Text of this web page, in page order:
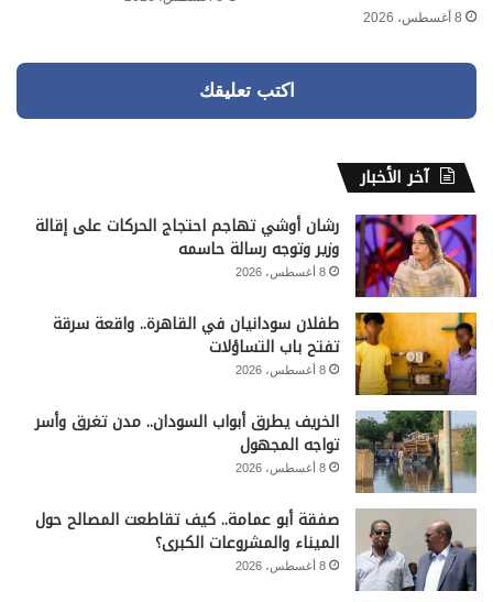
8 أغسطس، 2026
اكتب تعليقك
آخر الأخبار
رشان أوشي تهاجم احتجاج الحركات على إقالة
وزير وتوجه رسالة حاسمه
8 أغسطس، 2026
طفلان سودانيان في القاهرة.. واقعة سرقة
تفتح باب التساؤلات
8 أغسطس، 2026
الخريف يطرق أبواب السودان.. مدن تغرق وأسر
تواجه المجهول
8 أغسطس، 2026
صفقة أبو عمامة.. كيف تقاطعت المصالح حول
الميناء والمشروعات الكبرى؟
8 أغسطس، 2026